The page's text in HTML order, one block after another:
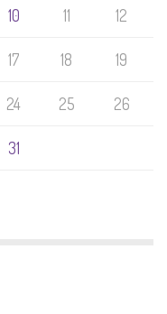
10 11 12
17 18 19
24 25 26
31